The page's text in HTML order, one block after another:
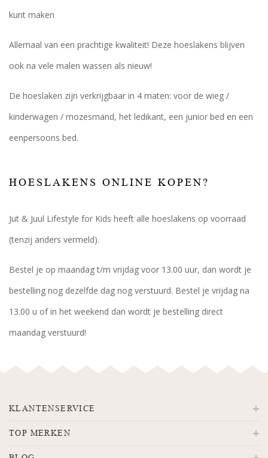
kunt maken
Allemaal van een prachtige kwaliteit! Deze hoeslakens blijven
ook na vele malen wassen als nieuw!
De hoeslaken zijn verkrijgbaar in 4 maten: voor de wieg /
kinderwagen / mozesmand, het ledikant, een junior bed en een
eenpersoons bed.
HOESLAKENS ONLINE KOPEN?
Jut & Juul Lifestyle for Kids heeft alle hoeslakens op voorraad
(tenzij anders vermeld).
Bestel je op maandag t/m vrijdag voor 13.00 uur, dan wordt je
bestelling nog dezelfde dag nog verstuurd. Bestel je vrijdag na
13.00 u of in het weekend dan wordt je bestelling direct
maandag verstuurd!
KLANTENSERVICE
TOP MERKEN